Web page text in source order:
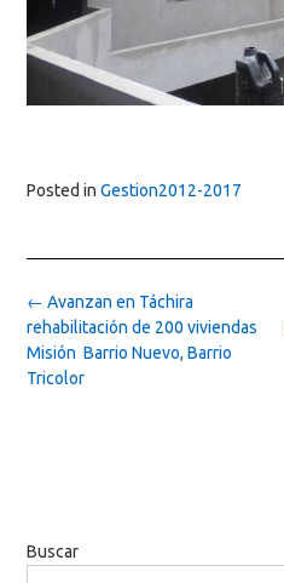
Posted in Gestion2012-2017
Post
navigation
← Avanzan en Táchira
rehabilitación de 200 viviendas
Misión Barrio Nuevo, Barrio
Tricolor
Buscar